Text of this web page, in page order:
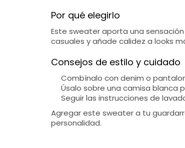
Por qué elegirlo
Este sweater aporta una
casuales y añade calidez a looks
Consejos de estilo y cuidado
Combínalo con denim o
Úsalo sobre una camisa blanca
Seguir las instrucciones de
Agregar este sweater a tu
personalidad.